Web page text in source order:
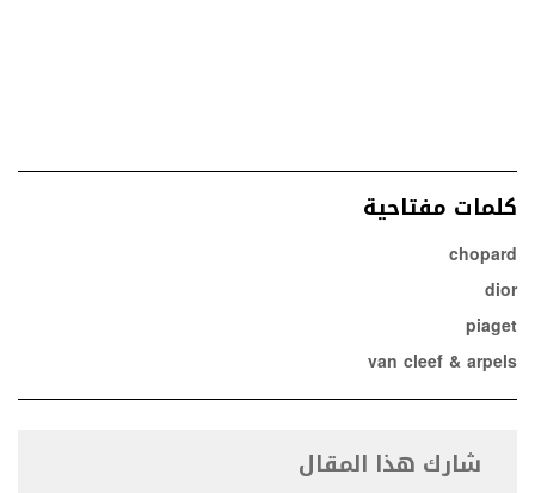
كلمات مفتاحية
chopard
dior
piaget
van cleef & arpels
شارك هذا المقال